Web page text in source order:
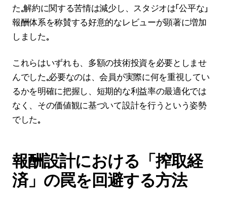
た。解約に関する苦情は減少し、スタジオは「公平な」
報酬体系を称賛する好意的なレビューが顕著に増加
しました。
これらはいずれも、多額の技術投資を必要としませ
んでした。必要なのは、会員が実際に何を重視してい
るかを明確に把握し、短期的な利益率の最適化では
なく、その価値観に基づいて設計を行うという姿勢
でした。
報酬設計における「搾取経
済」の罠を回避する方法